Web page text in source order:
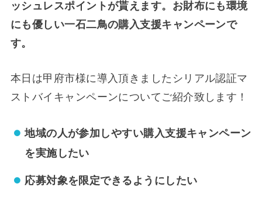
ッシュレスポイントが貰えます。お財布にも環境
にも優しい一石二鳥の購入支援キャンペーンで
す。
本日は甲府市様に導入頂きましたシリアル認証マ
ストバイキャンペーンについてご紹介致します！
地域の人が参加しやすい購入支援キャンペーン
を実施したい
応募対象を限定できるようにしたい